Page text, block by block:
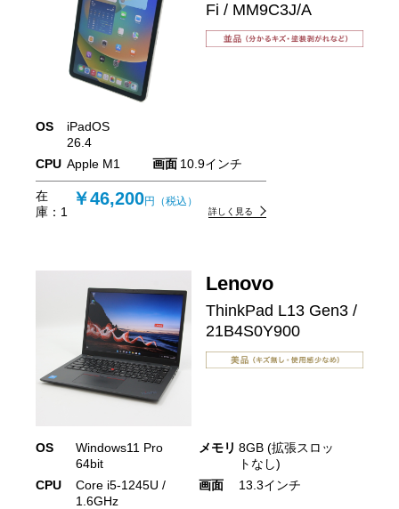
Fi / MM9C3J/A
OS
iPadOS
26.4
CPU Apple M1 画面 10.9インチ
在
庫： 1
￥46,200円（税込）
詳しく見る
Lenovo
ThinkPad L13 Gen3 /
21B4S0Y900
OS
Windows11 Pro
64bit
メモリ 8GB (拡張スロッ
トなし)
CPU
Core i5-1245U /
1.6GHz
画面 13.3インチ